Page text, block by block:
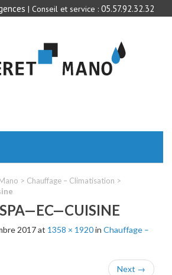
| Conseil et service : 05.57.92.32.32
> Chauffage – Climatisation >
2017at 1358 × 1920in Chauffage –
Next →